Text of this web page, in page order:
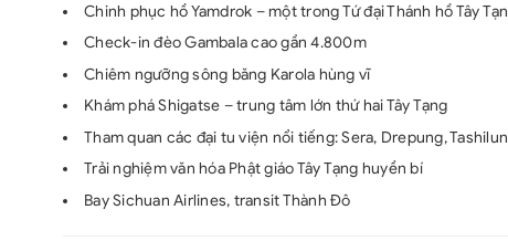
Chinh phục hồ Yamdrok – một trong Tứ đại Thánh hồ Tây
Check-in đèo Gambala cao gần 4.800m
Chiêm ngưỡng sông băng Karola hùng vĩ
Khám phá Shigatse – trung tâm lớn thứ hai Tây Tạng
Tham quan các đại tu viện nổi tiếng: Sera, Drepung,
Trải nghiệm văn hóa Phật giáo Tây Tạng huyền bí
Bay Sichuan Airlines, transit Thành Đô